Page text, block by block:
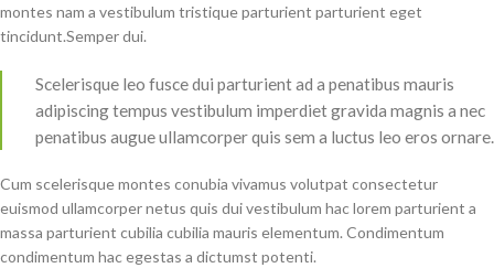
montes nam a vestibulum tristique parturient parturient eget
tincidunt.Semper dui.
Scelerisque leo fusce dui parturient ad a penatibus mauris
adipiscing tempus vestibulum imperdiet gravida magnis a nec
penatibus augue ullamcorper quis sem a luctus leo eros ornare.
Cum scelerisque montes conubia vivamus volutpat consectetur
euismod ullamcorper netus quis dui vestibulum hac lorem parturient a
massa parturient cubilia cubilia mauris elementum. Condimentum
condimentum hac egestas a dictumst potenti.